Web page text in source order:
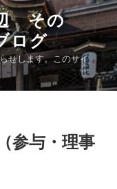
その
ログ
せします。このサイ
参与・理事